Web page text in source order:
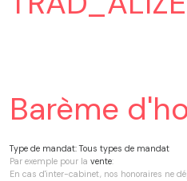
9
biens
Notre
actualités
Barème
Type de mandat:Tous types de mandat
Par exemple pour la vente:
En cas d'inter-cabinet, nos honoraires ne